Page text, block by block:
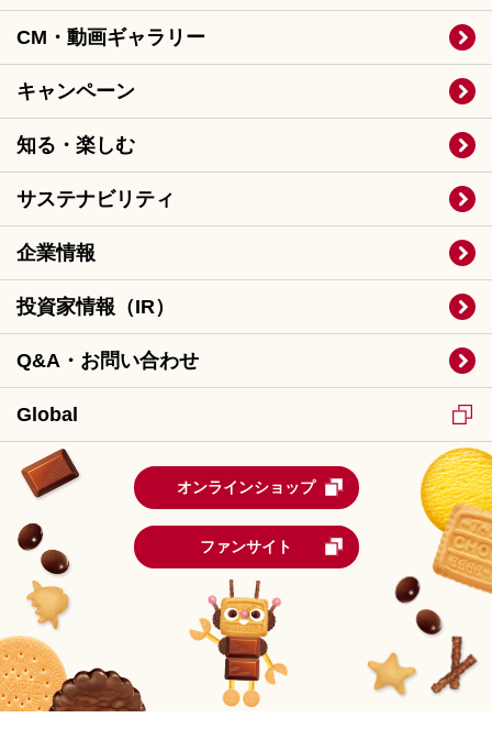
CM・動画ギャラリー
キャンペーン
知る・楽しむ
サステナビリティ
企業情報
投資家情報（IR）
Q&A・お問い合わせ
Global
オンラインショップ
ファンサイト